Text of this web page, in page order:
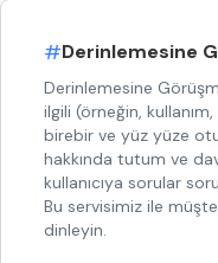
#Derinlemesine
Derinlemesine
ilgili (örneğin, kullanım,
birebir ve yüz yüze
hakkında tutum ve
kullanıcıya sorular
Bu servisimiz ile
dinleyin.